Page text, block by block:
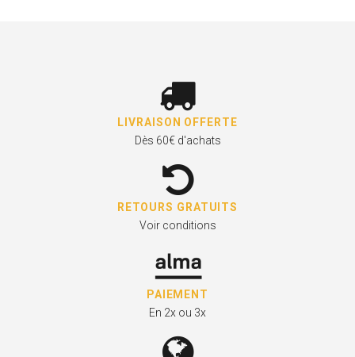
LIVRAISON OFFERTE
Dès 60€ d'achats
RETOURS GRATUITS
Voir conditions
PAIEMENT
En 2x ou 3x